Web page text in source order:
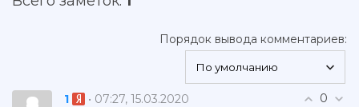
Порядок вывода комментариев:
0
1
• 07:27, 15.03.2020